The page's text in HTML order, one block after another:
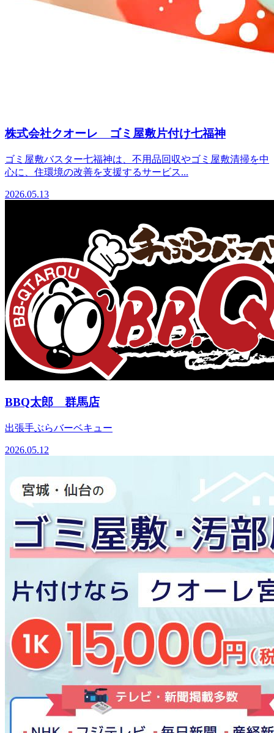
株式会社クオーレ ゴミ屋敷片付け七福神
ゴミ屋敷バスター七福神は、不用品回収やゴミ屋敷清掃を中
心に、住環境の改善を支援するサービス...
2026.05.13
BBQ太郎 群馬店
出張手ぶらバーベキュー
2026.05.12